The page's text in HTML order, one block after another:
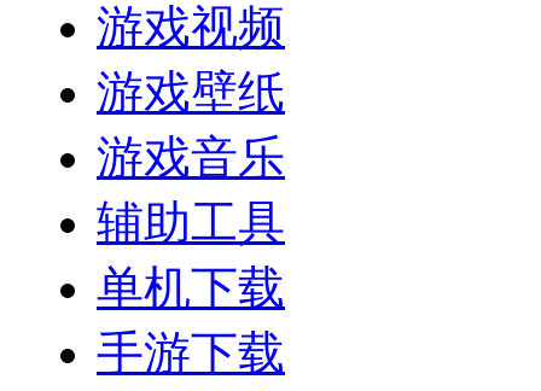
游戏视频
游戏壁纸
游戏音乐
辅助工具
单机下载
手游下载